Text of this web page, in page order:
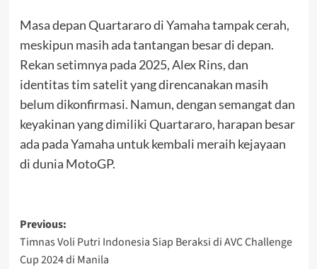
Masa depan Quartararo di Yamaha tampak cerah,
meskipun masih ada tantangan besar di depan.
Rekan setimnya pada 2025, Alex Rins, dan
identitas tim satelit yang direncanakan masih
belum dikonfirmasi. Namun, dengan semangat dan
keyakinan yang dimiliki Quartararo, harapan besar
ada pada Yamaha untuk kembali meraih kejayaan
di dunia MotoGP.
Post
navigation
Previous:
Timnas Voli Putri Indonesia Siap Beraksi di AVC Challenge
Cup 2024 di Manila